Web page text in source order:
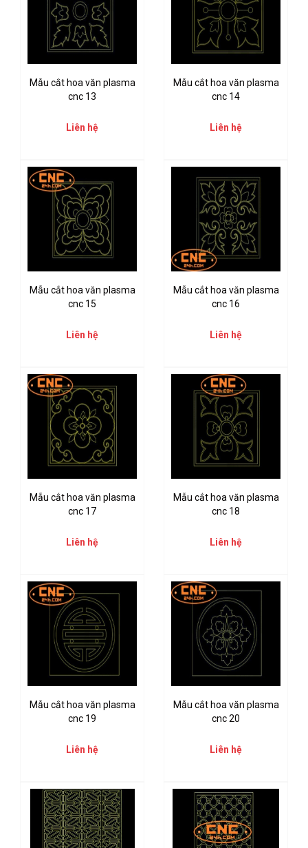
Mẫu cắt hoa văn plasma
cnc 13
Liên hệ
Mẫu cắt hoa văn plasma
cnc 14
Liên hệ
Mẫu cắt hoa văn plasma
cnc 15
Liên hệ
Mẫu cắt hoa văn plasma
cnc 16
Liên hệ
Mẫu cắt hoa văn plasma
cnc 17
Liên hệ
Mẫu cắt hoa văn plasma
cnc 18
Liên hệ
Mẫu cắt hoa văn plasma
cnc 19
Liên hệ
Mẫu cắt hoa văn plasma
cnc 20
Liên hệ